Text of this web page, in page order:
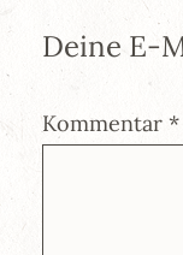
Deine E-
Kommentar *